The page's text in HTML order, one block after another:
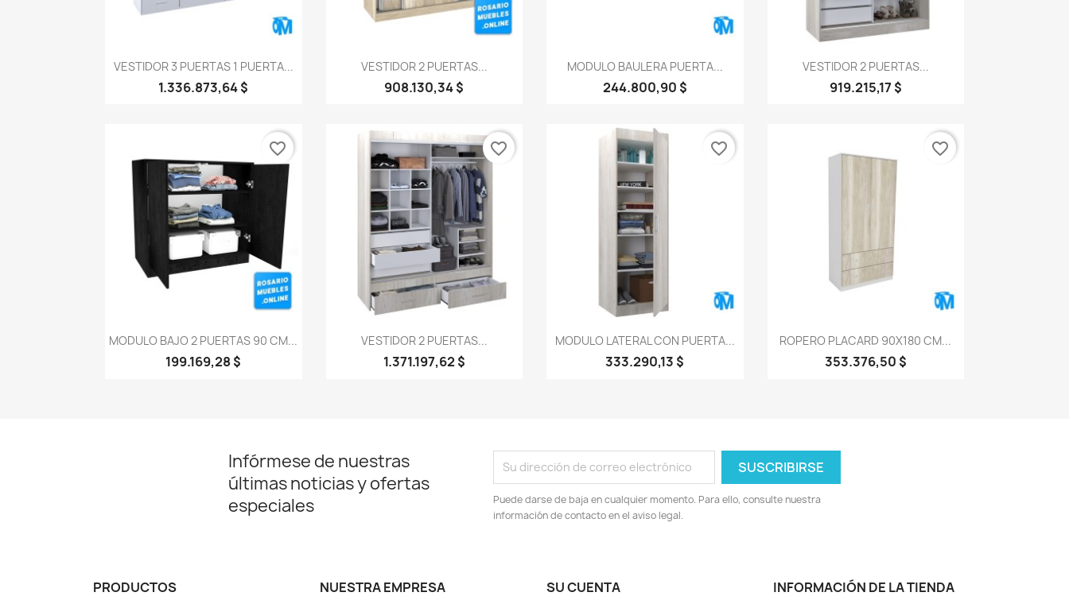
Vista rápida
VESTIDOR 3 PUERTAS 1 PUERTA...
1.336.873,64 $
Vista rápida
VESTIDOR 2 PUERTAS...
908.130,34 $
Vista rápida
MODULO BAULERA PUERTA...
244.800,90 $
Vista rápida
VESTIDOR 2 PUERTAS...
919.215,17 $
Vista rápida
MODULO BAJO 2 PUERTAS 90 CM...
199.169,28 $
favorite_border
Vista rápida
VESTIDOR 2 PUERTAS...
1.371.197,62 $
favorite_border
Vista rápida
MODULO LATERAL CON PUERTA...
333.290,13 $
favorite_border
 Vista rápida
ROPERO PLACARD 90X180 CM...
353.376,50 $
favorite_border
Infórmese de nuestras
últimas noticias y ofertas
especiales
Puede darse de baja en cualquier momento. Para ello, consulte nuestra
información de contacto en el aviso legal.
PRODUCTOS NUESTRA EMPRESA SU CUENTA INFORMACIÓN DE LA TIENDA